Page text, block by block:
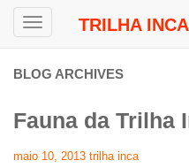
Toggle
TRILHA INCA
BLOG ARCHIVES
Fauna da Trilha
maio 10, 2013 trilha inca